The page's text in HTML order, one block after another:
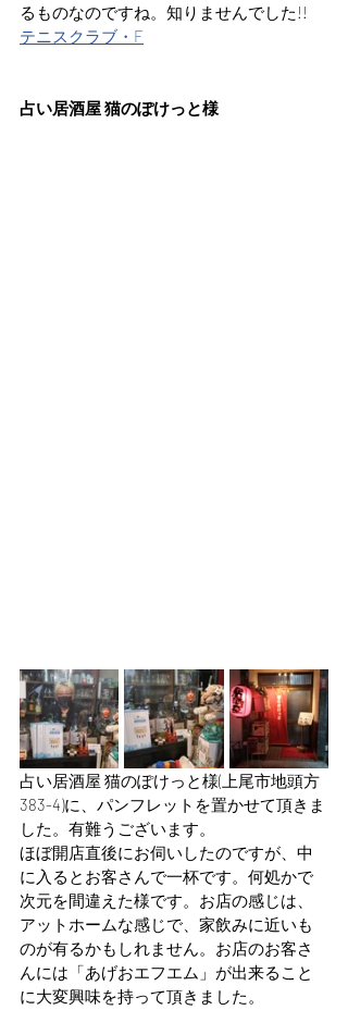
るものなのですね。知りませんでした!!
テニスクラブ・F
占い居酒屋 猫のぽけっと様
占い居酒屋 猫のぽけっと様(上尾市地頭方
383-4)に、パンフレットを置かせて頂きま
した。有難うございます。
ほぼ開店直後にお伺いしたのですが、中
に入るとお客さんで一杯です。何処かで
次元を間違えた様です。お店の感じは、
アットホームな感じで、家飲みに近いも
のが有るかもしれません。お店のお客さ
んには「あげおエフエム」が出来ること
に大変興味を持って頂きました。